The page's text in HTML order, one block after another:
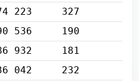
223
327
536
190
932
181
042
232